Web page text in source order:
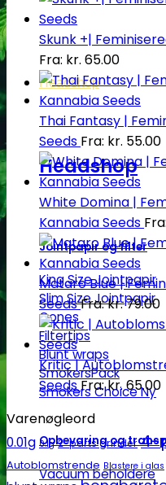
Headshop
Headshop
Jointpapir og filter
King Size Jointpapir
Slim Size Jointpapir
Cones
Filtertips
Blunt wraps
SmokersPack
Smokers Choice
Opbevaring og
Vacuum beholdere
Skunk +|
Fra: kr. 65.00
Thai Fantasy |
Seeds Fra: kr. 55.00
White Domina |
Kannabia Seeds Fra:
Mataro Blue |
SeedsFra:kr.79.00
Kritic |
SeedsFra:kr.65.00
Varenøgleord
0.01g 0.1g 2-parts grinder 4-
Autoblomstrende Blastere i glas